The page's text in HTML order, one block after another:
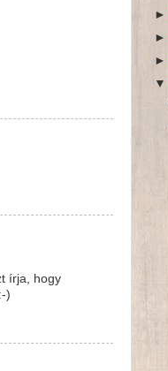
írja, hogy
)
►
►
►
▼